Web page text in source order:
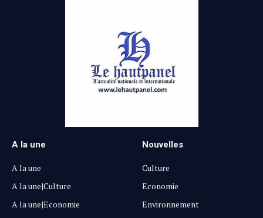
A la une
A la une
A la une|Culture
A la une|Economie
Nouvelles
Culture
Economie
Environnement